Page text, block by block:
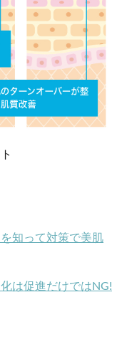
知って対策で美肌
は促進だけではNG!